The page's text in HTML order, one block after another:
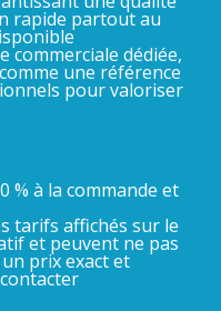
rapide partout au
commerciale dédiée,
une référence
pour valoriser
% à la commande et
tarifs affichés sur le
et peuvent ne pas
prix exact et